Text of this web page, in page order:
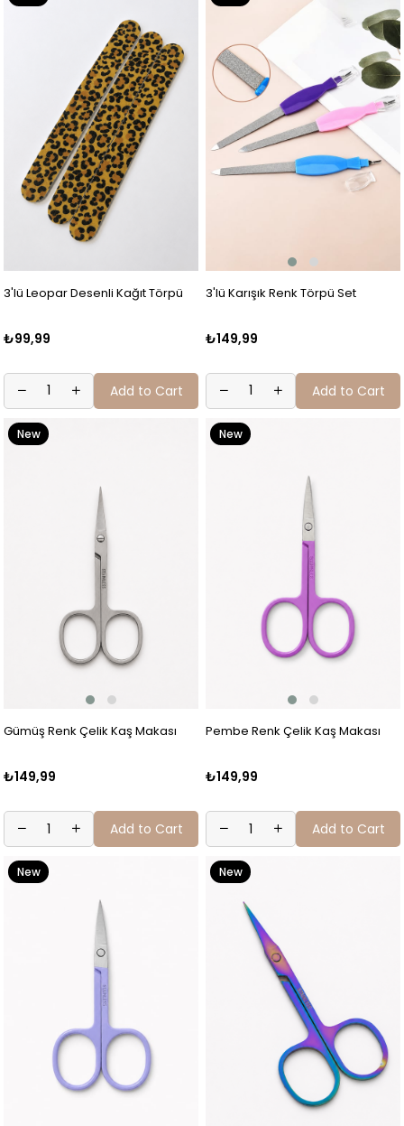
3'lü Leopar Desenli Kağıt Törpü
₺99,99
Add to Cart
3'lü Karışık Renk Törpü Set
₺149,99
Add to Cart
Gümüş Renk Çelik Kaş Makası
₺149,99
New
Add to Cart
Pembe Renk Çelik Kaş Makası
₺149,99
New
Add to Cart
New
New